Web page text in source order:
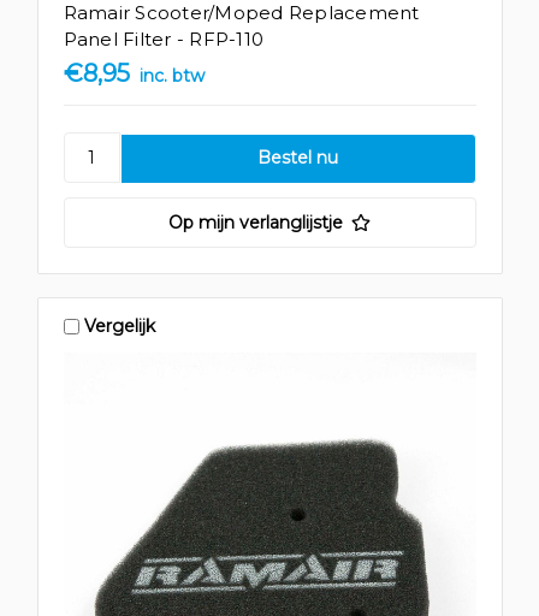
Ramair Scooter/Moped Replacement
Panel Filter - RFP-110
€8,95 inc. btw
Op mijn verlanglijstje
Vergelijk